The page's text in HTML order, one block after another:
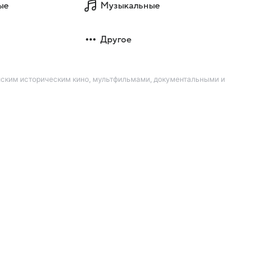
Музыкальные
Другое
историческим кино, мультфильмами, документальными и